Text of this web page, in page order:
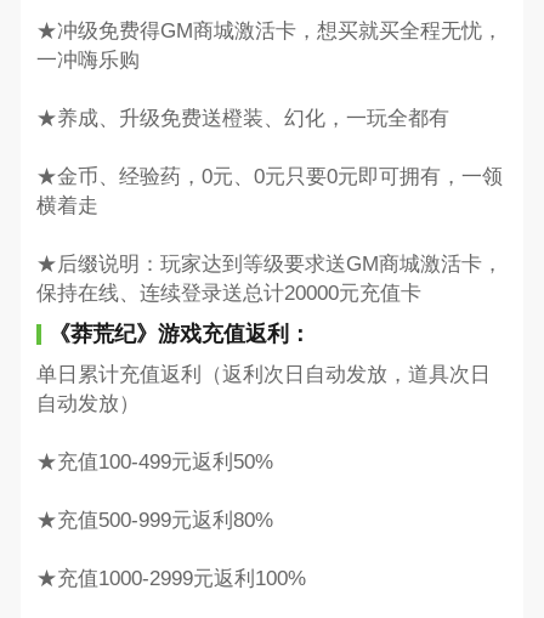
★冲级免费得GM商城激活卡，想买就买全程无忧，
一冲嗨乐购
★养成、升级免费送橙装、幻化，一玩全都有
★金币、经验药，0元、0元只要0元即可拥有，一领
横着走
★后缀说明：玩家达到等级要求送GM商城激活卡，
保持在线、连续登录送总计20000元充值卡
《莽荒纪》游戏充值返利：
单日累计充值返利（返利次日自动发放，道具次日
自动发放）
★充值100-499元返利50%
★充值500-999元返利80%
★充值1000-2999元返利100%